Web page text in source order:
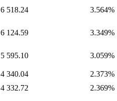
6 518.24 3.564%
6 124.59 3.349%
5 595.10 3.059%
4 340.04 2.373%
4 332.72 2.369%